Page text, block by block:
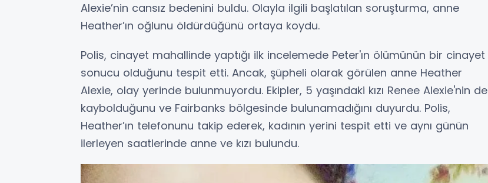
Alexie’nin cansız bedenini buldu. Olayla ilgili başlatılan soruşturma, anne
Heather’ın oğlunu öldürdüğünü ortaya koydu.
Polis, cinayet mahallinde yaptığı ilk incelemede Peter'ın ölümünün bir cinayet
sonucu olduğunu tespit etti. Ancak, şüpheli olarak görülen anne Heather
Alexie, olay yerinde bulunmuyordu. Ekipler, 5 yaşındaki kızı Renee Alexie'nin de
kaybolduğunu ve Fairbanks bölgesinde bulunamadığını duyurdu. Polis,
Heather’ın telefonunu takip ederek, kadının yerini tespit etti ve aynı günün
ilerleyen saatlerinde anne ve kızı bulundu.